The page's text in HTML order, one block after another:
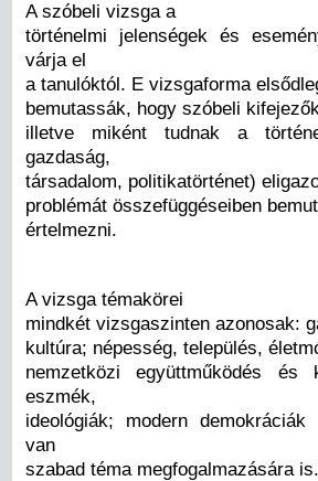
A szóbeli vizsga a
történelmi jelenségek és
várja el
a tanulóktól. E vizsgaforma
bemutassák, hogy szóbeli
illetve miként tudnak a
gazdaság,
társadalom, politikatörténet)
problémát összefüggéseiben
értelmezni.
A vizsga témakörei
mindkét vizsgaszinten azonosak:
kultúra; népesség, település,
nemzetközi együttműködés és
eszmék,
ideológiák; modern
van
szabad téma megfogalmazására is.